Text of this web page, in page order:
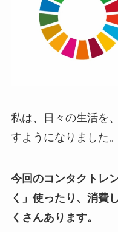
私は、日々の生活を
すようになりました。
今回のコンタクトレ
く」使ったり、消費
くさんあります。